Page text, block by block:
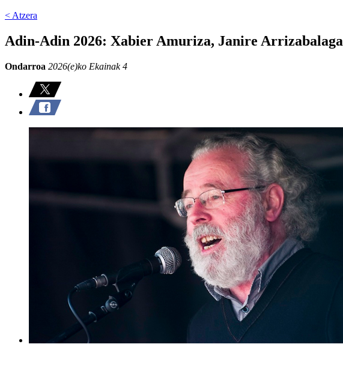
< Atzera
Adin-Adin 2026: Xabier Amuriza, Janire Arrizabalaga
Ondarroa 2026(e)ko Ekainak 4